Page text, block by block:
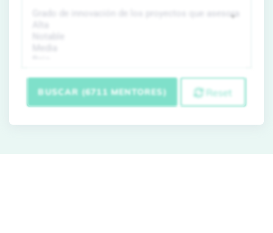
BUSCAR (6711 MENTORES) Reset